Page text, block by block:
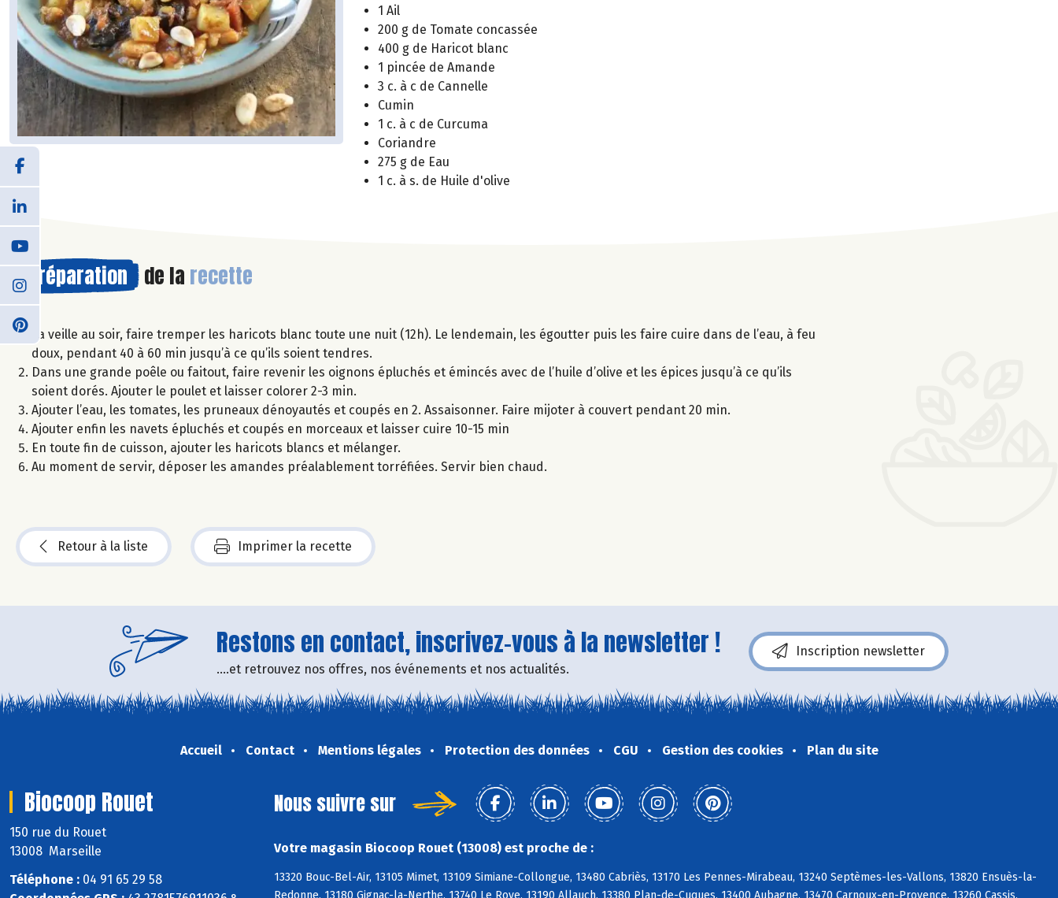
1 Ail
200 g de Tomate concassée
400 g de Haricot blanc
1 pincée de Amande
3 c. à c de Cannelle
Cumin
1 c. à c de Curcuma
Coriandre
275 g de Eau
1 c. à s. de Huile d'olive
Préparation de la recette
La veille au soir, faire tremper les haricots blanc toute une nuit (12h). Le lendemain, les égoutter puis les faire cuire dans de l’eau, à feu
doux, pendant 40 à 60 min jusqu’à ce qu’ils soient tendres.
Dans une grande poêle ou faitout, faire revenir les oignons épluchés et émincés avec de l’huile d’olive et les épices jusqu’à ce qu’ils
soient dorés. Ajouter le poulet et laisser colorer 2-3 min.
Ajouter l’eau, les tomates, les pruneaux dénoyautés et coupés en 2. Assaisonner. Faire mijoter à couvert pendant 20 min.
Ajouter enfin les navets épluchés et coupés en morceaux et laisser cuire 10-15 min
En toute fin de cuisson, ajouter les haricots blancs et mélanger.
Au moment de servir, déposer les amandes préalablement torréfiées. Servir bien chaud.
Retour à la liste Imprimer la recette
Restons en contact, inscrivez-vous à la newsletter !
....et retrouvez nos offres, nos événements et nos actualités.
Inscription newsletter
Accueil Contact Mentions légales Protection des données CGU Gestion des cookies Plan du site
Biocoop Rouet
150 rue du Rouet
13008 Marseille
Téléphone : 04 91 65 29 58
Nous suivre sur
Votre magasin Biocoop Rouet (13008) est proche de :
13320 Bouc-Bel-Air, 13105 Mimet, 13109 Simiane-Collongue, 13480 Cabriès, 13170 Les Pennes-Mirabeau, 13240 Septèmes-les-Vallons, 13820 Ensuès-la-
Redonne, 13180 Gignac-la-Nerthe, 13740 Le Rove, 13190 Allauch, 13380 Plan-de-Cuques, 13400 Aubagne, 13470 Carnoux-en-Provence, 13260 Cassis,